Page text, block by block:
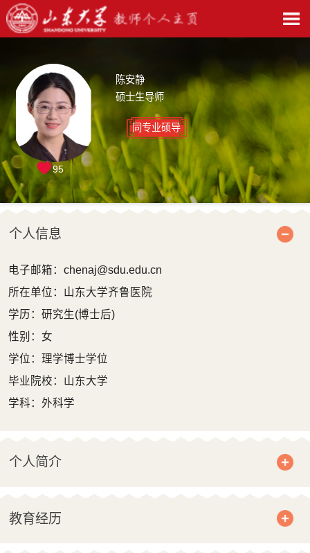
陈安静
硕士生导师
同专业硕导
95
个人信息
电子邮箱： chenaj@sdu.edu.cn
所在单位：山东大学齐鲁医院
学历：研究生(博士后)
性别：女
学位：理学博士学位
毕业院校：山东大学
学科：外科学
个人简介
教育经历